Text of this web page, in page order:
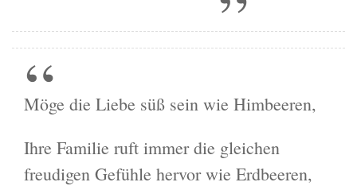
Möge die Liebe süß sein wie Himbeeren,
Ihre Familie ruft immer die gleichen
freudigen Gefühle hervor wie Erdbeeren,